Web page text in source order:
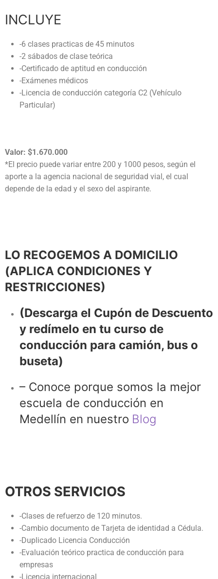
INCLUYE
-6 clases practicas de 45 minutos
-2 sábados de clase teórica
-Certificado de aptitud en conducción
-Exámenes médicos
-Licencia de conducción categoría C2 (Vehículo
Particular)
Valor: $1.670.000
*El precio puede variar entre 200 y 1000 pesos, según el
aporte a la agencia nacional de seguridad vial, el cual
depende de la edad y el sexo del aspirante.
LO RECOGEMOS A DOMICILIO
(APLICA CONDICIONES Y
RESTRICCIONES)
(Descarga el Cupón de Descuento
y redímelo en tu curso de
conducción para camión, bus o
buseta)
– Conoce porque somos la mejor
escuela de conducción en
Medellín en nuestro Blog
OTROS SERVICIOS
-Clases de refuerzo de 120 minutos.
-Cambio documento de Tarjeta de identidad a Cédula.
-Duplicado Licencia Conducción
-Evaluación teórico practica de conducción para
empresas
-Licencia internacional